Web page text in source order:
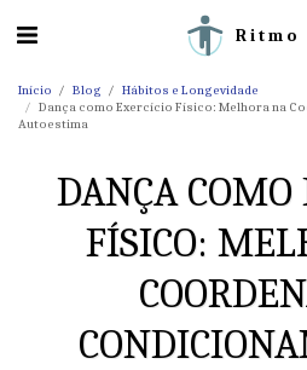
Ritmo
Início Blog
Hábitos e Longevidade
Dança como Exercício Físico: Melhora na
Autoestima
DANÇA COMO
FÍSICO: